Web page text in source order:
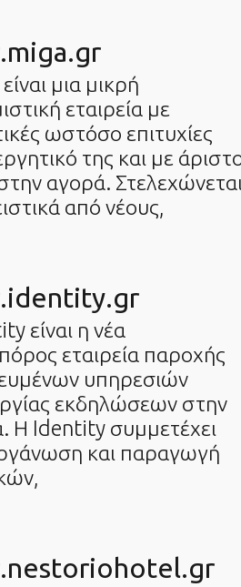
μια μικρή
εταιρεία με
ωστόσο επιτυχίες
της και με
αγορά.
από νέους,
είναι η νέα
εταιρεία παροχής
υπηρεσιών
εκδηλώσεων στην
Η Identity συμμετέχει
και παραγωγή